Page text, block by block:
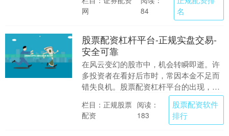
道。本文将详细介绍....
网
84
名
股票配资杠杆平台-正规实盘交易-
安全可靠
在风云变幻的股市中，机会转瞬即逝。许
多投资者在看好后市时，常因本金不足而
错失良机。股票配资杠杆平台的出现，为
投资者提供了放大资金、捕捉机遇的利
器。然而，市场中平....
栏目：正规股票
配资
阅读：
183
股票配资软件
排行